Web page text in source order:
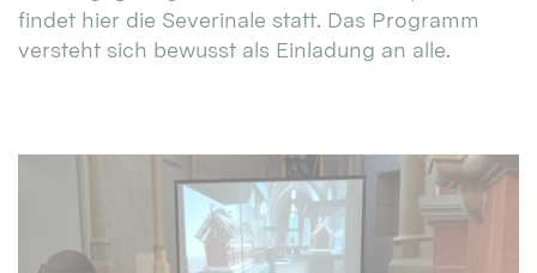
findet hier die Severinale statt. Das Programm
versteht sich bewusst als Einladung an alle.